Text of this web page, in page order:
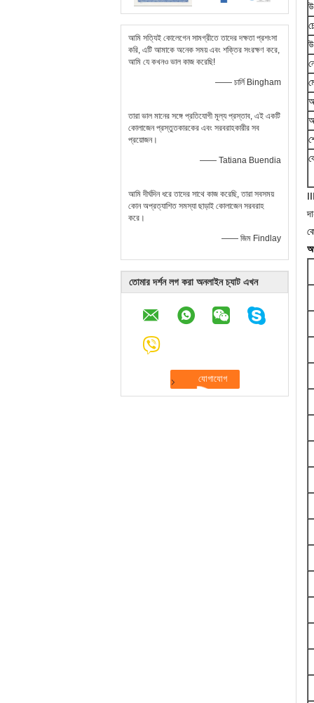
আমি সত্যিই কোলেগেন সামগ্রীতে তাদের দক্ষতা প্রশংসা
করি, এটি আমাকে অনেক সময় এবং শক্তির সংরক্ষণ করে,
আমি যে কখনও ভাল কাজ করেছি!
—— চার্লি Bingham
তারা ভাল মানের সঙ্গে প্রতিযোগী মূল্য প্রস্তাব, এই একটি
কোলাজেন প্রস্তুতকারকের এবং সরবরাহকারীর সব
প্রয়োজন।
—— Tatiana Buendia
আমি দীর্ঘদিন ধরে তাদের সাথে কাজ করেছি, তারা সবসময়
কোন অপ্রত্যাশিত সমস্যা ছাড়াই কোলাজেন সরবরাহ
করে।
—— জিম Findlay
তোমার দর্শন লগ করা অনলাইন চ্যাট এখন